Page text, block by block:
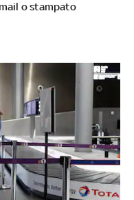
o stampato